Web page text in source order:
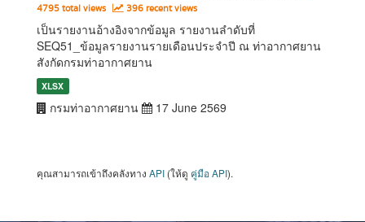
4795 total views 396 recent views
เป็นรายงานอ้างอิงจากข้อมูล รายงานลำดับที่
SEQ51_ข้อมูลรายงานรายเดือนประจำปี ณ ท่าอากาศยาน
สังกัดกรมท่าอากาศยาน
XLSX
กรมท่าอากาศยาน 17 June 2569
คุณสามารถเข้าถึงคลังทาง API (ให้ดู คู่มือ API).